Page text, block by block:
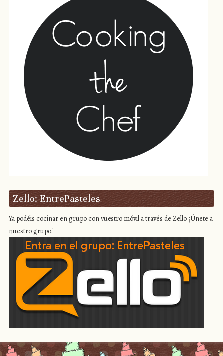
Zello: EntrePasteles
Ya podéis cocinar en grupo con vuestro móvil a través de Zello ¡Únete a
nuestro grupo!